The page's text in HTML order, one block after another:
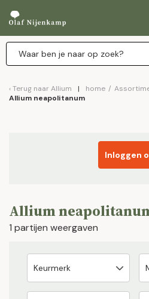
Terug naar Allium home /
Allium neapolitanum
Inloggen
Allium
1 partijen weergaven